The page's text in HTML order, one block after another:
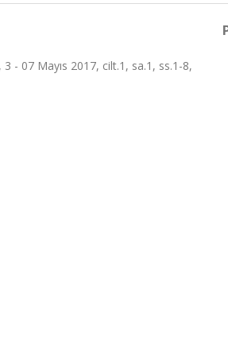
- 07 Mayıs 2017, cilt.1, sa.1, ss.1-8,